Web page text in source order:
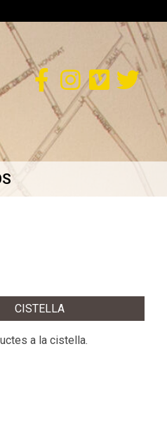
CISTELLA
a la cistella.